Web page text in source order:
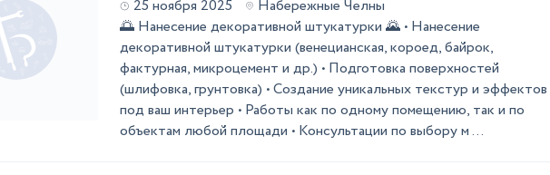
25 ноября 2025
Набережные Челны
🌅 Нанесение декоративной штукатурки 🌄 • Нанесение
декоративной штукатурки (венецианская, короед, байрок,
фактурная, микроцемент и др.) • Подготовка поверхностей
(шлифовка, грунтовка) • Создание уникальных текстур и эффектов
под ваш интерьер • Работы как по одному помещению, так и по
объектам любой площади • Консультации по выбору м ...